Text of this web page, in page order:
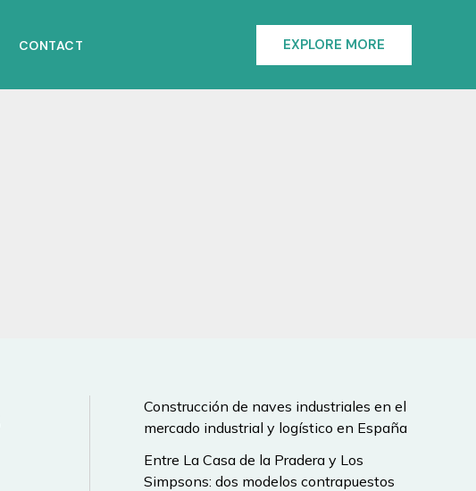
CONTACT EXPLORE MORE
Construcción de naves industriales en el
mercado industrial y logístico en España
Entre La Casa de la Pradera y Los
Simpsons: dos modelos contrapuestos